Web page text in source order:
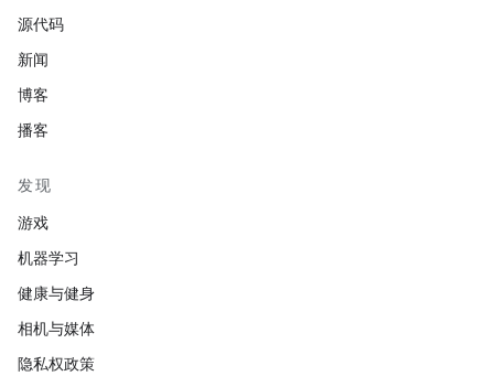
源代码
新闻
博客
播客
发现
游戏
机器学习
健康与健身
相机与媒体
隐私权政策